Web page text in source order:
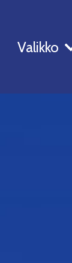
Valikko